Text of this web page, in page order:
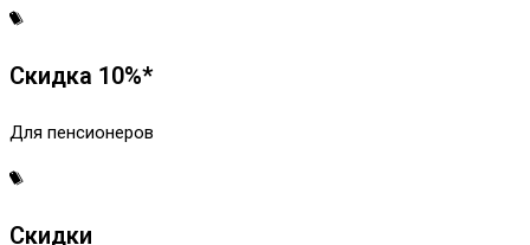
Скидка 10%*
Для пенсионеров
Скидки